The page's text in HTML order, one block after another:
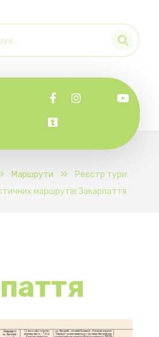
Маршрути
Реєстр тури
маршрутів Закарпаття